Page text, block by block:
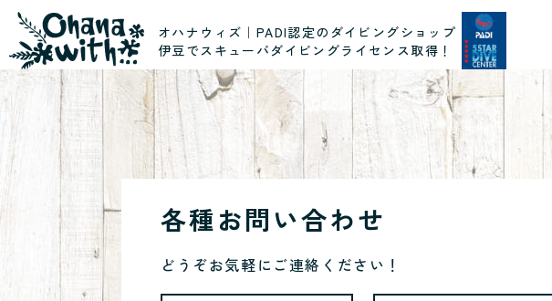
オハナウィズ｜PADI認定のダイビングショップ
伊豆でスキューバダイビングライセンス取得！
各種お問い合わせ
どうぞお気軽にご連絡ください！